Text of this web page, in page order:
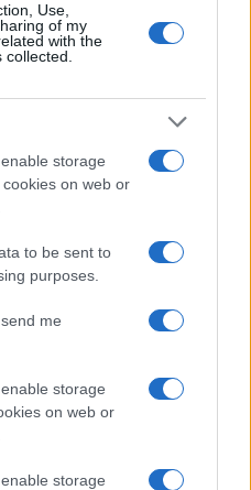
Use,
of my
with the
storage
on web or
to be sent to
purposes.
me
storage
on web or
storage